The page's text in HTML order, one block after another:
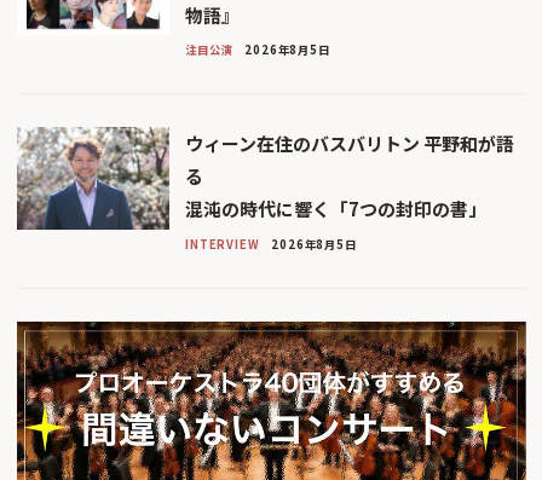
物語』
注目公演 2026年8月5日
ウィーン在住のバスバリトン 平野和が語
る
混沌の時代に響く「7つの封印の書」
INTERVIEW 2026年8月5日